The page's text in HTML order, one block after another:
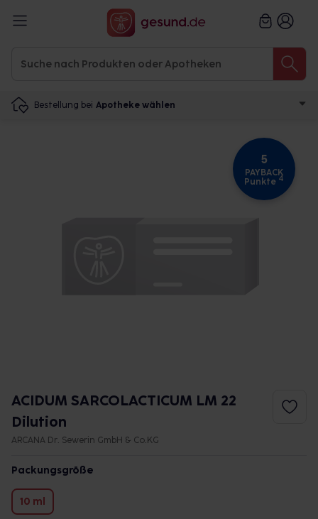
Bestellung bei Apotheke wählen
5
PAYBACK
Punkte 4
ACIDUM SARCOLACTICUM LM 22
Dilution
ARCANA Dr. Sewerin GmbH & Co.KG
Packungsgröße
10 ml